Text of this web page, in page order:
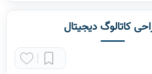
کاتالوگ دیجیتال